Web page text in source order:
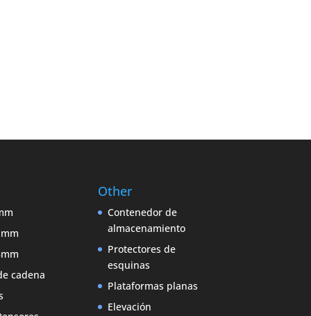
cadena
Other
Contenedor de
almacenamiento
Protectores de
esquinas
Plataformas planas
Elevación